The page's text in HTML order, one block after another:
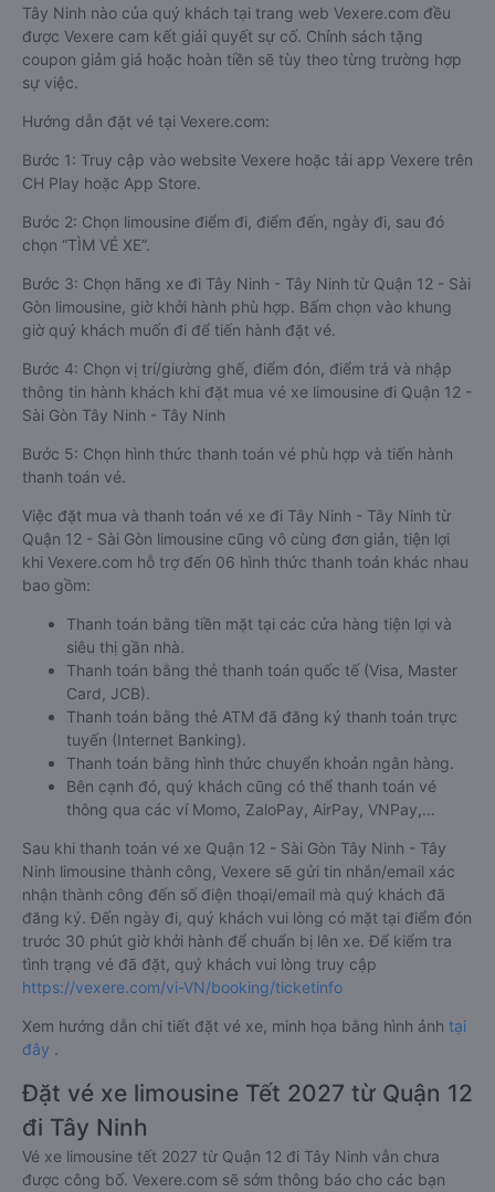
Tây Ninh nào của quý khách tại trang web Vexere.com đều
được Vexere cam kết giải quyết sự cố. Chính sách tặng
coupon giảm giá hoặc hoàn tiền sẽ tùy theo từng trường hợp
sự việc.
Hướng dẫn đặt vé tại Vexere.com:
Bước 1: Truy cập vào website Vexere hoặc tải app Vexere trên
CH Play hoặc App Store.
Bước 2: Chọn limousine điểm đi, điểm đến, ngày đi, sau đó
chọn “TÌM VÉ XE”.
Bước 3: Chọn hãng xe đi Tây Ninh - Tây Ninh từ Quận 12 - Sài
Gòn limousine, giờ khởi hành phù hợp. Bấm chọn vào khung
giờ quý khách muốn đi để tiến hành đặt vé.
Bước 4: Chọn vị trí/giường ghế, điểm đón, điểm trả và nhập
thông tin hành khách khi đặt mua vé xe limousine đi Quận 12 -
Sài Gòn Tây Ninh - Tây Ninh
Bước 5: Chọn hình thức thanh toán vé phù hợp và tiến hành
thanh toán vé.
Việc đặt mua và thanh toán vé xe đi Tây Ninh - Tây Ninh từ
Quận 12 - Sài Gòn limousine cũng vô cùng đơn giản, tiện lợi
khi Vexere.com hỗ trợ đến 06 hình thức thanh toán khác nhau
bao gồm:
Thanh toán bằng tiền mặt tại các cửa hàng tiện lợi và
siêu thị gần nhà.
Thanh toán bằng thẻ thanh toán quốc tế (Visa, Master
Card, JCB).
Thanh toán bằng thẻ ATM đã đăng ký thanh toán trực
tuyến (Internet Banking).
Thanh toán bằng hình thức chuyển khoản ngân hàng.
Bên cạnh đó, quý khách cũng có thể thanh toán vé
thông qua các ví Momo, ZaloPay, AirPay, VNPay,…
Sau khi thanh toán vé xe Quận 12 - Sài Gòn Tây Ninh - Tây
Ninh limousine thành công, Vexere sẽ gửi tin nhắn/email xác
nhận thành công đến số điện thoại/email mà quý khách đã
đăng ký. Đến ngày đi, quý khách vui lòng có mặt tại điểm đón
trước 30 phút giờ khởi hành để chuẩn bị lên xe. Để kiểm tra
tình trạng vé đã đặt, quý khách vui lòng truy cập
https://vexere.com/vi-VN/booking/ticketinfo
Xem hướng dẫn chi tiết đặt vé xe, minh họa bằng hình ảnh tại
đây .
Đặt vé xe limousine Tết 2027 từ Quận 12
đi Tây Ninh
Vé xe limousine tết 2027 từ Quận 12 đi Tây Ninh vẫn chưa
được công bố. Vexere.com sẽ sớm thông báo cho các bạn